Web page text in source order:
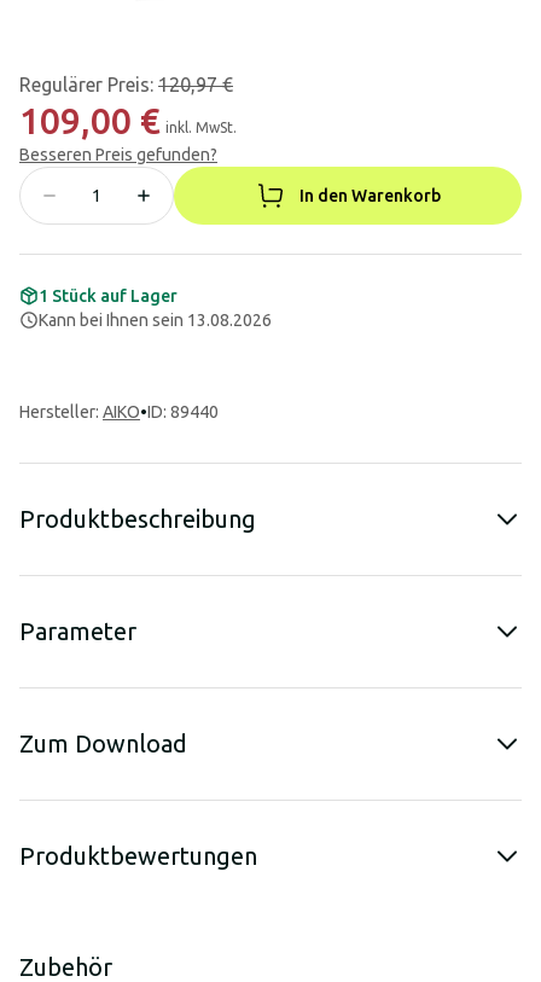
Regulärer Preis: 120,97 €
109,00 € inkl. MwSt.
Besseren Preis gefunden?
In den Warenkorb
1 Stück auf Lager
Kann bei Ihnen sein 13.08.2026
Hersteller: AIKO•ID: 89440
Produktbeschreibung
Parameter
Zum Download
Produktbewertungen
Zubehör